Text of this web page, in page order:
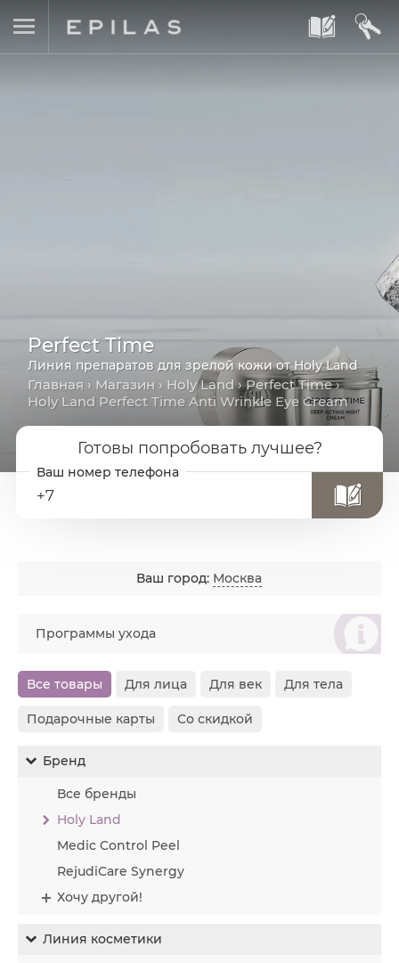
A B
Perfect Time
Линия препаратов для зрелой кожи от Holy Land
Главная › Магазин › Holy Land›Perfect Time›
Holy Land Perfect Time Anti Wrinkle Eye Cream
Готовы попробовать лучшее?
+7
Ваш город: Москва
စ
Программы ухода
Все товары Для лица Для век Для тела
Подарочные карты Со скидкой
Бренд
Все бренды
Holy Land
Medic Control Peel
RejudiCare Synergy
Хочу другой!
Линия косметики